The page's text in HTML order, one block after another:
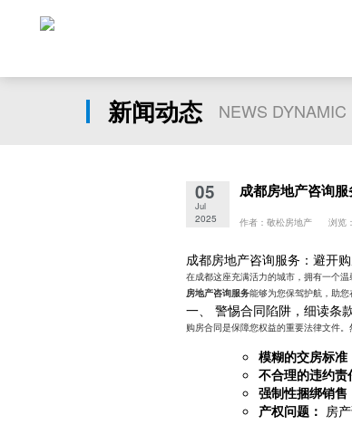
新闻动态 NEWS DYNAMIC
05
Jul
2025
成都房地产咨询
作者：敬松房地产 浏览
成都房地产咨询服务：避开
在成都这座充满活力的城市，拥有一个
房地产咨询服务能够为您保驾护航，助您
一、 警惕合同陷阱，细读条
购房合同是保障您权益的重要法律文件
模糊的交房标准
不合理的违约责
强制性捆绑销售
产权问题： 房